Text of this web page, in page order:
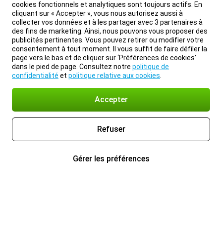
cookies fonctionnels et analytiques sont toujours actifs. En
cliquant sur « Accepter », vous nous autorisez aussi à
collecter vos données et à les partager avec 3 partenaires à
des fins de marketing. Ainsi, nous pouvons vous proposer des
publicités pertinentes. Vous pouvez retirer ou modifier votre
consentement à tout moment. Il vous suffit de faire défiler la
page vers le bas et de cliquer sur ‘Préférences de cookies’
dans le pied de page. Consultez notre politique de
confidentialité et politique relative aux cookies
Accepter
Refuser
Gérer les préférences